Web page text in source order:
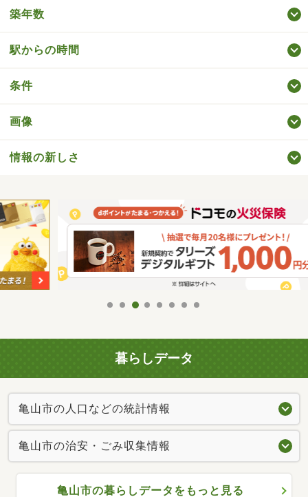
築年数
駅からの時間
条件
画像
情報の新しさ
暮らしデータ
亀山市の人口などの統計情報
亀山市の治安・ごみ収集情報
亀山市の暮らしデータをもっと見る